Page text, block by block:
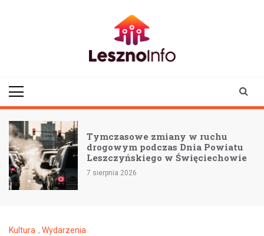
Tymczasowe zmiany w ruchu
drogowym podczas Dnia Powiatu
Leszczyńskiego w Święciechowie
7 sierpnia 2026
Kultura , Wydarzenia